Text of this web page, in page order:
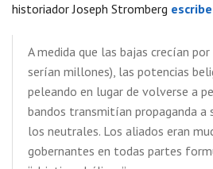
historiador Joseph Stromberg escribe
A medida que las bajas crecían
serían millones), las potencias
peleando en lugar de volverse a
bandos transmitían propaganda a
los neutrales. Los aliados eran
gobernantes en todas partes